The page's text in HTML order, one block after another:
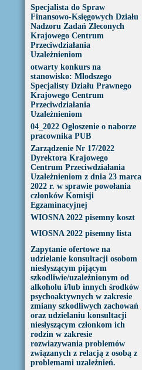
Specjalista do Spraw
Finansowo-Księgowych Działu
Nadzoru Zadań Zleconych
Krajowego Centrum
Przeciwdziałania
Uzależnieniom
otwarty konkurs na
stanowisko: Młodszego
Specjalisty Działu Prawnego
Krajowego Centrum
Przeciwdziałania
Uzależnieniom
04_2022 Ogłoszenie o naborze
pracownika PUB
Zarządzenie Nr 17/2022
Dyrektora Krajowego
Centrum Przeciwdziałania
Uzależnieniom z dnia 23 marca
2022 r. w sprawie powołania
członków Komisji
Egzaminacyjnej
WIOSNA 2022 pisemny koszt
WIOSNA 2022 pisemny lista
Zapytanie ofertowe na
udzielanie konsultacji osobom
niesłyszącym pijącym
szkodliwie/uzależnionym od
alkoholu i/lub innych środków
psychoaktywnych w zakresie
zmiany szkodliwych zachowań
oraz udzielaniu konsultacji
niesłyszącym członkom ich
rodzin w zakresie
rozwiazywania problemów
związanych z relacją z osobą z
problemami uzależnień.